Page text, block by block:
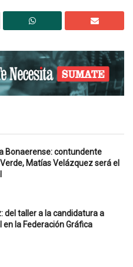
Bonaerense: contundente
Matías Velázquez será el
del taller a la candidatura a
la Federación Gráfica